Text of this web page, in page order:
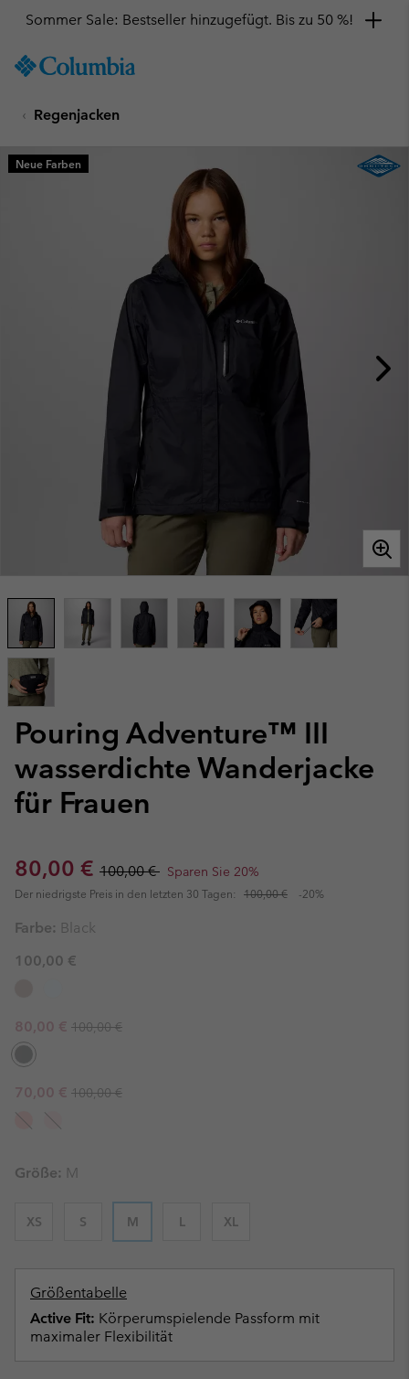
TO
SKIP
MAIN
NAV
Sommer Sale: Bestseller hinzugefügt. Bis zu 50 %!
Regenjacken
Pouring Adventure™ III
wasserdichte Wanderjacke
für Frauen
Sale price:
80,00 € Regular price:
100,00 € Sparen Sie 20%
Der niedrigste Preis in den letzten 30 Tagen: 100,00 € -20%
Neue Farben
Farbe: Black
100,00 €
Sale price:
80,00 € Regular price:
100,00 €
Sale price:
70,00 € Regular price:
100,00 €
Größe: M
XS S M L XL
Größentabelle
Active Fit: Körperumspielende Passform mit
maximaler Flexibilität